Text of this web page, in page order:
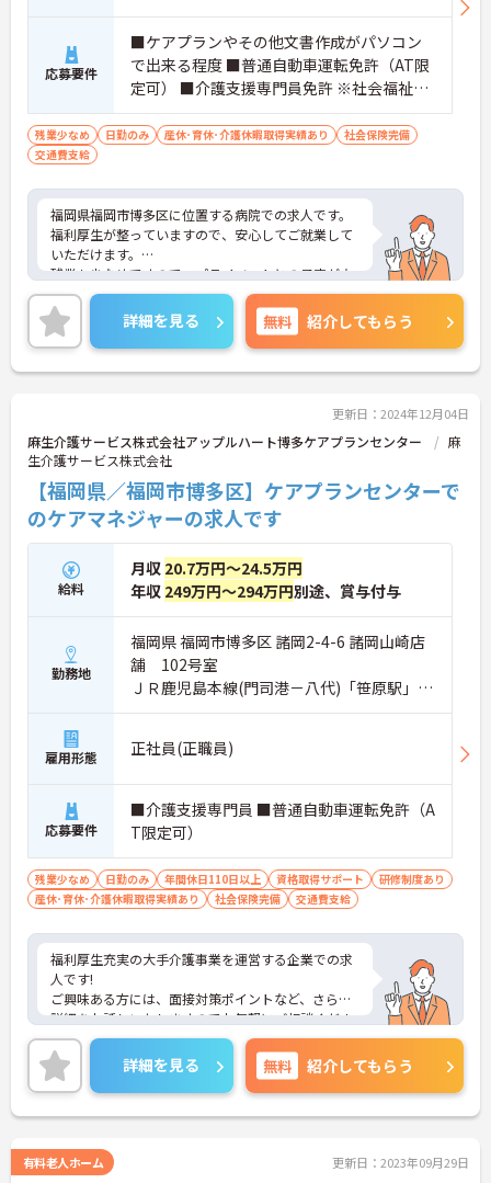
応募要件
■ケアプランやその他文書作成がパソコン
で出来る程度 ■普通自動車運転免許（AT限
定可） ■介護支援専門員免許 ※社会福祉士
あれば尚可
残業少なめ 日勤のみ 産休･育休･介護休暇取得実績あり
社会保険完備
交通費支給
福岡県福岡市博多区に位置する病院での求人です。
福利厚生が整っていますので、安心してご就業して
いただけます。
残業も少なめですので、プライベートとの予定が立
てやすいです。
ご興味のある方は、お気軽にお問い合わせくださ
い。
詳細を見る 無料 紹介してもらう
更新日：2024年12月04日
麻生介護サービス株式会社アップルハート博多ケアプランセンター
麻
生介護サービス株式会社
【福岡県／福岡市博多区】ケアプランセンターで
のケアマネジャーの求人です
給料
月収 20.7万円～24.5万円
年収 249万円～294万円別途、賞与付与
勤務地
福岡県 福岡市博多区 諸岡2-4-6 諸岡山崎店
舗 102号室
ＪＲ鹿児島本線(門司港－八代)「笹原駅」徒
歩16分
雇用形態 正社員(正職員)
応募要件
■介護支援専門員 ■普通自動車運転免許（A
T限定可）
残業少なめ 日勤のみ 年間休日110日以上 資格取得サポート
研修制度あり
産休･育休･介護休暇取得実績あり
社会保険完備 交通費支給
福利厚生充実の大手介護事業を運営する企業での求
人です!
ご興味ある方には、面接対策ポイントなど、さらに
詳細をお話しいたしますのでお気軽にご相談くださ
い！
詳細を見る 無料 紹介してもらう
有料老人ホーム 更新日：2023年09月29日